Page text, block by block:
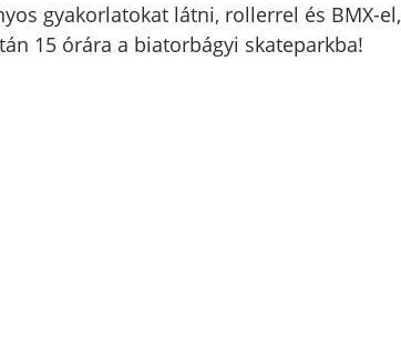
gyakorlatokat látni, rollerrel és BMX-el,
15 órára a biatorbágyi skateparkba!